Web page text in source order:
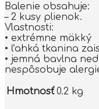
Balenie obsahuje:
– 2 kusy plienok.
Vlastnosti:
• extrémne mäkký
• ľahká tkanina
• jemná bavlna
nespôsobuje
Hmotnosť 0.2 kg